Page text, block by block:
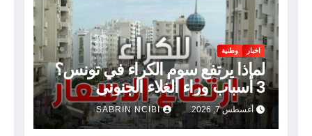
اخبار وطنية
لماذا يرتفع سوم الكراء في تونس؟
3 أسباب وراء الغلاء الجنوني
أغسطس 7, 2026 SABRIN NCIBI